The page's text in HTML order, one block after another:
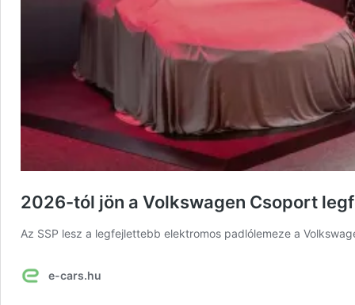
2026-tól jön a Volkswagen Csoport
Az SSP lesz a legfejlettebb elektromos padlólemeze a
e-cars.hu